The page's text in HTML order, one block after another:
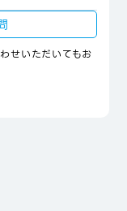
せいただいてもお